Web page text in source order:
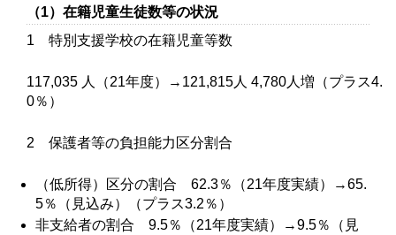
（1）在籍児童生徒数等の状況
1 特別支援学校の在籍児童等数
117,035 人（21年度）→121,815人 4,780人増（プラス4.
0％）
2 保護者等の負担能力区分割合
（低所得）区分の割合 62.3％（21年度実績）→65.
5％（見込み）（プラス3.2％）
非支給者の割合 9.5％（21年度実績）→9.5％（見